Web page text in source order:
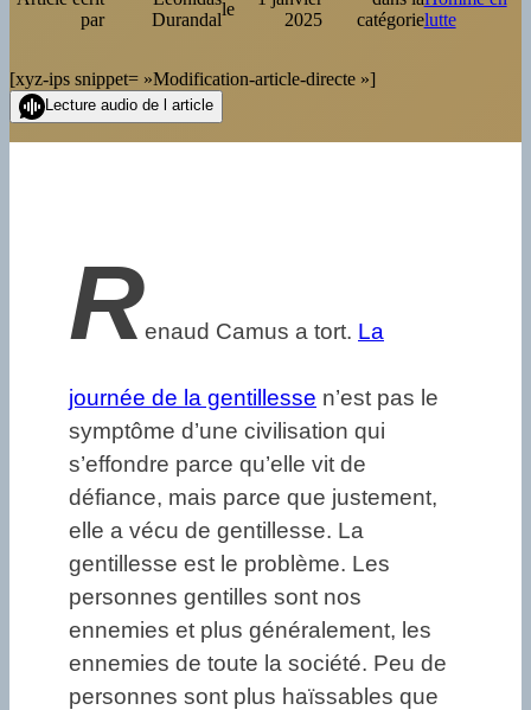
par
Durandal
le
2025
catégorielutte
[xyz-ips snippet= »Modification-article-directe »]
Lecture audio de l article
Renaud Camus a tort. La
journée de la gentillesse n’est pas le
symptôme d’une civilisation qui
s’effondre parce qu’elle vit de
défiance, mais parce que justement,
elle a vécu de gentillesse. La
gentillesse est le problème. Les
personnes gentilles sont nos
ennemies et plus généralement, les
ennemies de toute la société. Peu de
personnes sont plus haïssables que